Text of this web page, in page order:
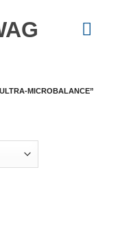
MICROBALANCE”